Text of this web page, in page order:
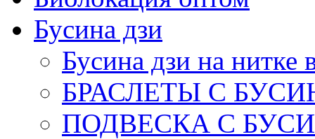
Бусина дзи
Бусина дзи на нитке
БРАСЛЕТЫ С
ПОДВЕСКА С